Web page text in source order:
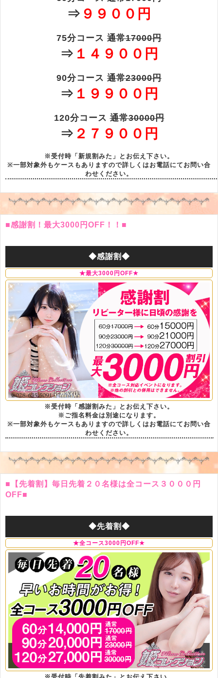
⇒ ９９００円
75分コース 通常17000円
⇒ １４９００円
90分コース 通常23000円
⇒ １９９００円
120分コース通常30000円
⇒ ２７９００円
※受付時「新規割みた」とお伝え下さい。
※一部対象外もケースもありますので詳しくはお電話にてお問い合
わせください。
■感謝割！最大3000円OFF！！■
◆感謝割◆
★最大3000円OFF★
※受付時「感謝割みた」とお伝え下さい。
※ご指名料金は別途になります。
※一部対象外もケースもありますので詳しくはお電話にてお問い合
わせください。
■【先着割】毎日先着２０名様は全コース３０００円
OFF■
◆先着割◆
★全コース3000円OFF★